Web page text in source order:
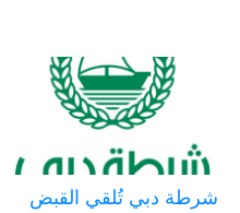
شرطة دبي تُلقي القبض